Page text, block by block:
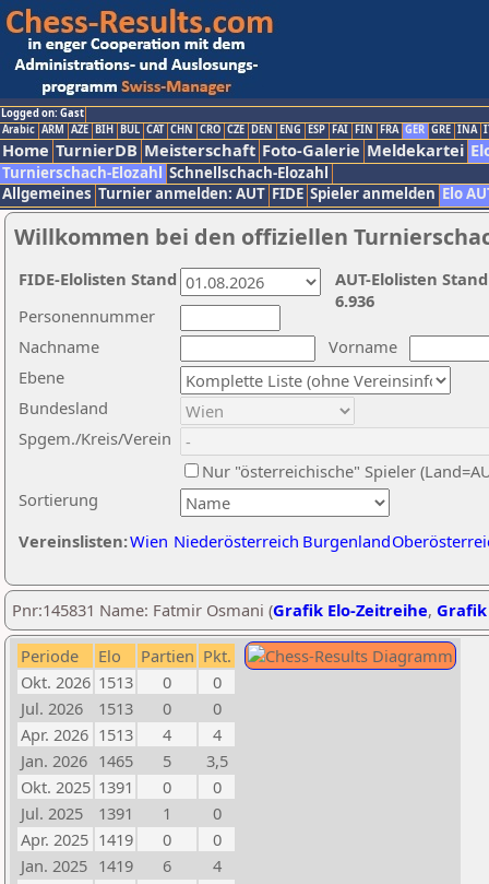
Logged on: Gast
Arabic ARM AZE BIH BUL CAT CHN CRO CZE DEN ENG ESP FAI FIN FRA GER GRE INA
Home TurnierDB Meisterschaft Foto-Galerie Meldekartei
Turnierschach-Elozahl Schnellschach-Elozahl
Allgemeines Turnier anmelden: AUT FIDE Spieler anmelden Elo
Willkommen bei den offiziellen
Nachname
Vorname
Ebene
Sortierung
Personennummer
Bundesland
Spgem./Kreis/Verein
Nur "österreichische" Spieler
Vereinslisten:Wien Niederösterreich Burgenland
AUT-Elolisten
6.936
FIDE-Elolisten Stand
Pnr:145831 Name: Fatmir Osmani (Grafik Elo-Zeitreihe,
Periode Elo Partien Pkt.
Okt. 2026 1513 0
0
Jul. 2026
1513 0
0
Apr. 2026 1513 4
4
Jan. 2026 1465 5
3,5
Okt. 2025 1391 0
0
Jul. 2025
1391 1
0
Apr. 2025 1419 0
0
Jan. 2025 1419 6
4